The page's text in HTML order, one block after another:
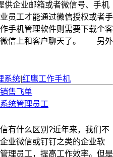
企业邮箱或者微信号、手机
员工才能通过微信授权或者手
手机管理软件则需要下载个客
微信上和客户聊天了。 另外
系统 红鹰工作手机
售飞单
统管理员工
有什么区别?近年来，我们不
业微信或钉钉之类的企业软
理员工，提高工作效率。但是